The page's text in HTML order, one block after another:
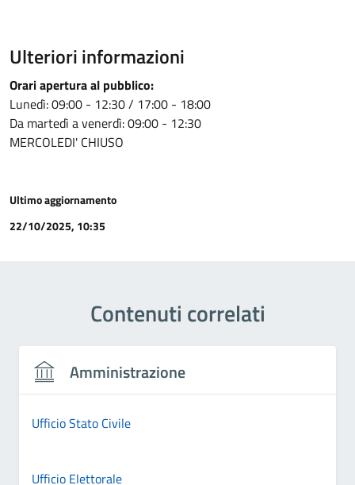
Ulteriori informazioni
Orari apertura al pubblico:
Lunedì: 09:00 - 12:30 / 17:00 - 18:00
Da martedì a venerdì: 09:00 - 12:30
MERCOLEDI' CHIUSO
Ultimo aggiornamento
22/10/2025, 10:35
Contenuti correlati
Amministrazione
Ufficio Stato Civile
Ufficio Elettorale